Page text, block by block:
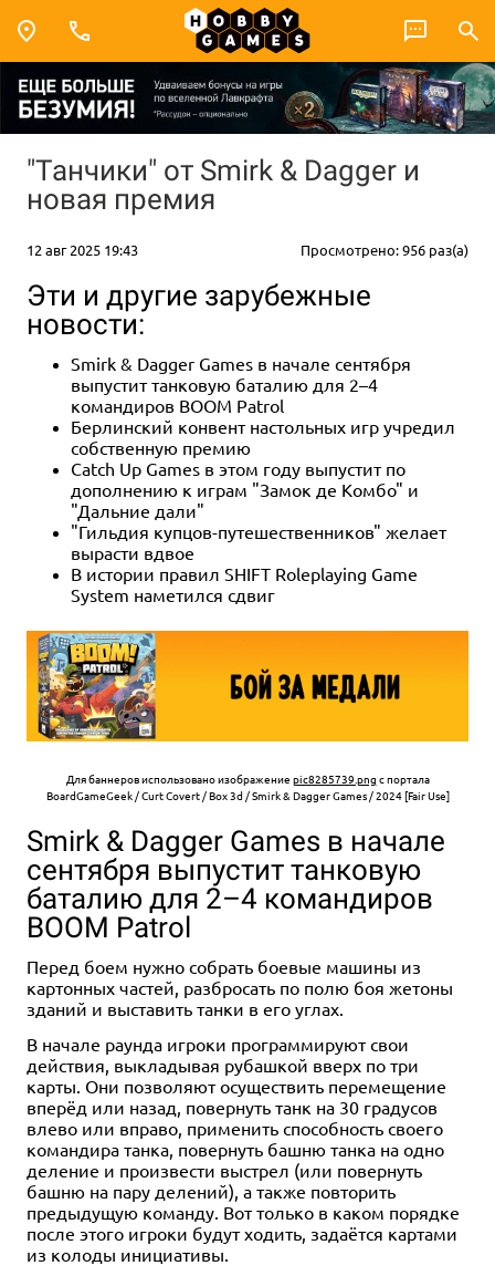
"Танчики" от Smirk & Dagger и
новая премия
12 авг 2025 19:43 Просмотрено: 956 раз(а)
Эти и другие зарубежные
новости:
Smirk & Dagger Games в начале сентября
выпустит танковую баталию для 2–4
командиров BOOM Patrol
Берлинский конвент настольных игр учредил
собственную премию
Catch Up Games в этом году выпустит по
дополнению к играм "Замок де Комбо" и
"Дальние дали"
"Гильдия купцов-путешественников" желает
вырасти вдвое
В истории правил SHIFT Roleplaying Game
System наметился сдвиг
Для баннеров использовано изображение pic8285739.png с портала
BoardGameGeek / Curt Covert / Box 3d / Smirk & Dagger Games / 2024 [Fair Use]
Smirk & Dagger Games в начале
сентября выпустит танковую
баталию для 2–4 командиров
BOOM Patrol
Перед боем нужно собрать боевые машины из
картонных частей, разбросать по полю боя жетоны
зданий и выставить танки в его углах.
В начале раунда игроки программируют свои
действия, выкладывая рубашкой вверх по три
карты. Они позволяют осуществить перемещение
вперёд или назад, повернуть танк на 30 градусов
влево или вправо, применить способность своего
командира танка, повернуть башню танка на одно
деление и произвести выстрел (или повернуть
башню на пару делений), а также повторить
предыдущую команду. Вот только в каком порядке
после этого игроки будут ходить, задаётся картами
из колоды инициативы.